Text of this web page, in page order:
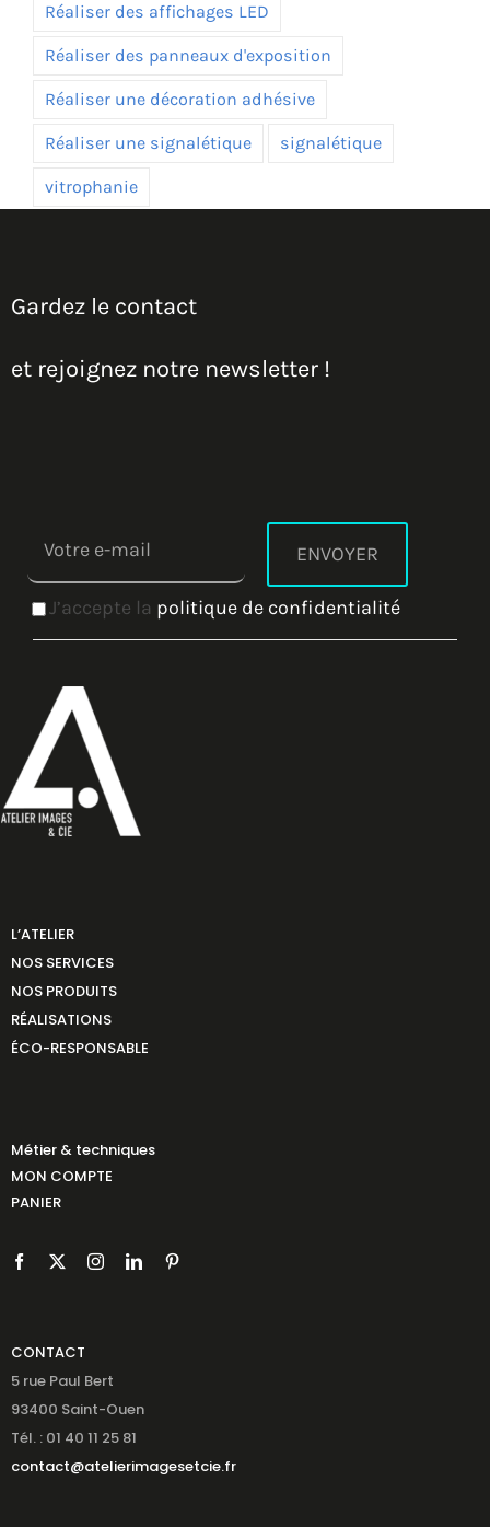
Réaliser des affichages LED
Réaliser des panneaux d'exposition
Réaliser une décoration adhésive
Réaliser une signalétique signalétique
vitrophanie
Gardez le contact
et rejoignez notre newsletter !
J’accepte la politique de confidentialité
L’ATELIER
NOS SERVICES
NOS PRODUITS
RÉALISATIONS
ÉCO-RESPONSABLE
Métier & techniques
MON COMPTE
PANIER
CONTACT
5 rue Paul Bert
93400 Saint-Ouen
Tél. : 01 40 11 25 81
contact@atelierimagesetcie.fr